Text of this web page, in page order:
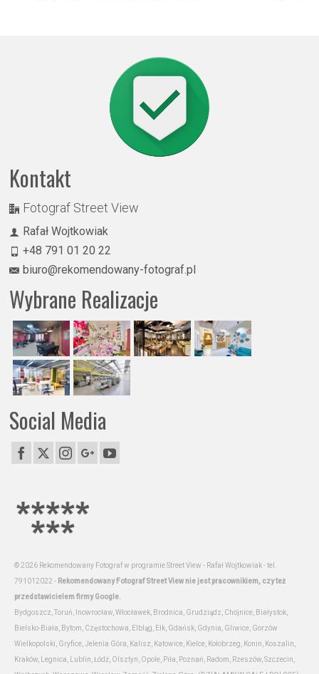
Kontakt
Fotograf Street View
Rafał Wojtkowiak
+48 791 01 20 22
biuro@rekomendowany-fotograf.pl
Wybrane Realizacje
Social Media
© 2026 Rekomendowany Fotograf w programie Street View - Rafał Wojtkowiak - tel.
791012022 - Rekomendowany Fotograf Street View nie jest pracownikiem, czy też
przedstawicielem firmy Google.
Bydgoszcz, Toruń, Inowrocław, Włocławek, Brodnica, Grudziądz, Chojnice, Białystok,
Bielsko-Biała, Bytom, Częstochowa, Elbląg, Ełk, Gdańsk, Gdynia, Gliwice, Gorzów
Wielkopolski, Gryfice, Jelenia Góra, Kalisz, Katowice, Kielce, Kołobrzeg, Konin, Koszalin,
Kraków, Legnica, Lublin, Łódź, Olsztyn, Opole, Piła, Poznań, Radom, Rzeszów, Szczecin,